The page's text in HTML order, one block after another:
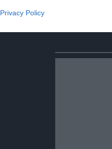
Privacy Policy